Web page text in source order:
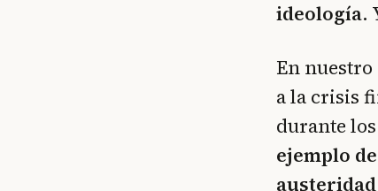
ideología.
En nuestro
a la crisis
durante
ejemplo
austeridad